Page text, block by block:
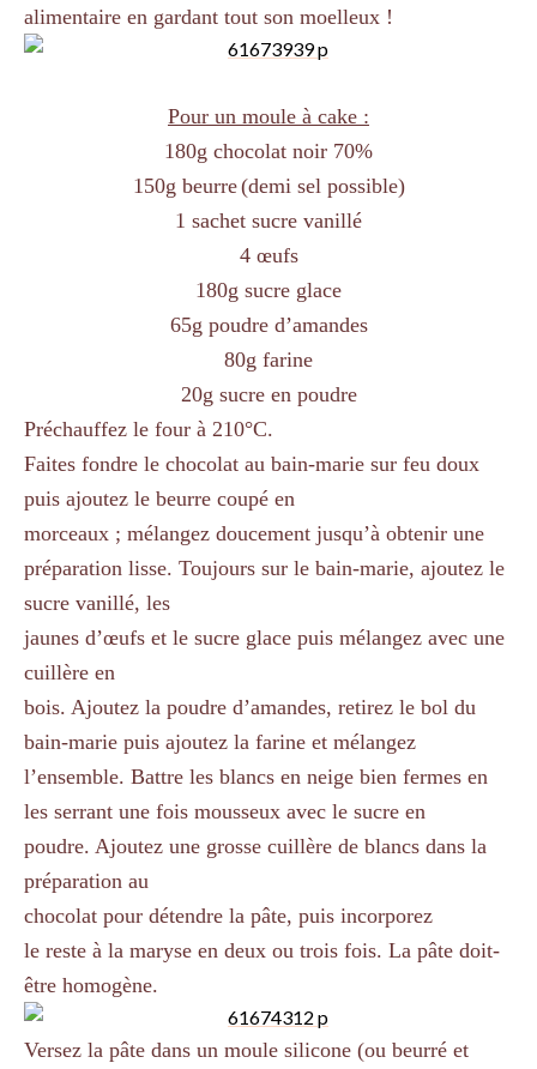
alimentaire en gardant tout son moelleux !
Pour un moule à cake :
180g chocolat noir 70%
150g beurre(demi sel possible)
1 sachet sucre vanillé
4 œufs
180g sucre glace
65g poudre d’amandes
80g farine
20g sucre en poudre
Préchauffez le four à 210°C.
Faites fondre le chocolat au bain-marie sur feu doux
puis ajoutez le beurre coupé en
morceaux ; mélangez doucement jusqu’à obtenir une
préparation lisse. Toujours sur le bain-marie, ajoutez le
sucre vanillé, les
jaunes d’œufs et le sucre glace puis mélangez avec une
cuillère en
bois. Ajoutez la poudre d’amandes, retirez le bol du
bain-marie puis ajoutez la farine et mélangez
l’ensemble. Battre les blancs en neige bien fermes en
les serrant une fois mousseux avec le sucre en
poudre. Ajoutez une grosse cuillère de blancs dans la
préparation au
chocolat pour détendre la pâte, puis incorporez
le reste à la maryse en deux ou trois fois. La pâte doit-
être homogène.
Versez la pâte dans un moule silicone (ou beurré et